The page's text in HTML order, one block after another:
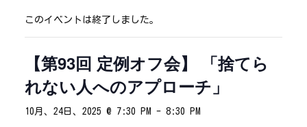
このイベントは終了しました。
【第93回 定例オフ会】 「捨てら
れない人へのアプローチ」
10月、24日、2025 @ 7:30 PM - 8:30 PM